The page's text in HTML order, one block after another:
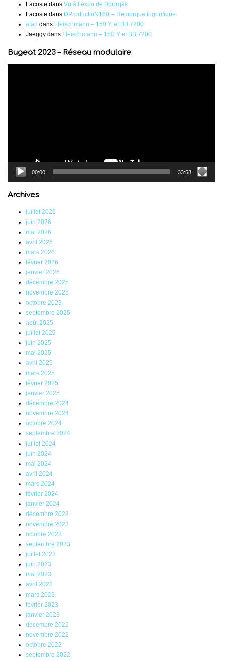
Lacoste dans Vu à l’expo de Bourges
Lacoste dans DProductioN160 – Remorque frigorifique
afan dans Fleischmann – 150 Y et BB 7200
Jaeggy dans Fleischmann – 150 Y et BB 7200
Bugeat 2023 – Réseau modulaire
00:00 33:58
Archives
juillet 2026
juin 2026
mai 2026
avril 2026
mars 2026
février 2026
janvier 2026
décembre 2025
novembre 2025
octobre 2025
septembre 2025
août 2025
juillet 2025
juin 2025
mai 2025
avril 2025
mars 2025
février 2025
janvier 2025
décembre 2024
novembre 2024
octobre 2024
septembre 2024
juillet 2024
juin 2024
mai 2024
avril 2024
mars 2024
février 2024
janvier 2024
décembre 2023
novembre 2023
octobre 2023
septembre 2023
juillet 2023
juin 2023
mai 2023
avril 2023
mars 2023
février 2023
janvier 2023
décembre 2022
novembre 2022
octobre 2022
septembre 2022